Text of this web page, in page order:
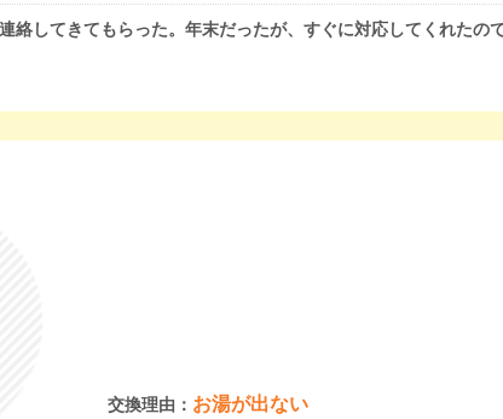
絡してきてもらった。年末だったが、すぐに対応してくれたので
交換理由： お湯が出ない